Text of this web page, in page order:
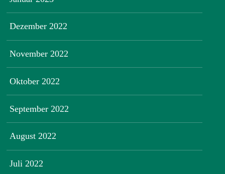
Dezember 2022
November 2022
Oktober 2022
September 2022
August 2022
Juli 2022